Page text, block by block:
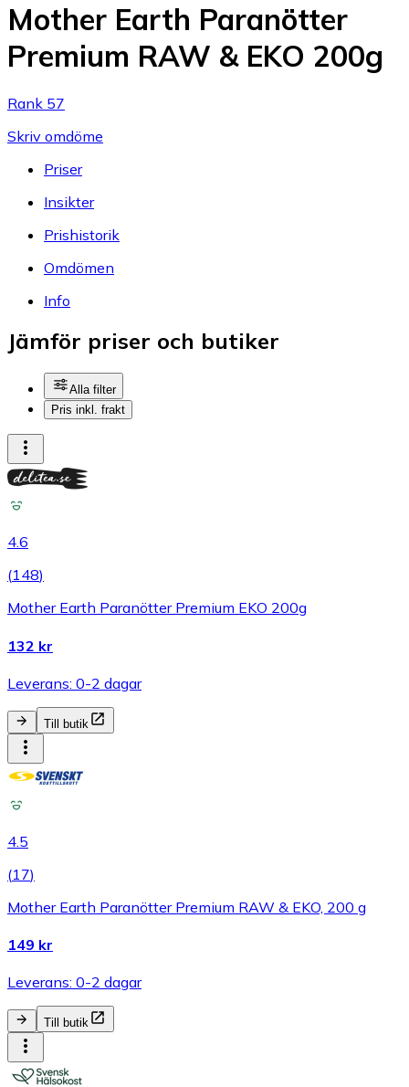
Mother Earth Paranötter
Premium RAW & EKO 200g
Rank 57
Skriv omdöme
Priser
Insikter
Prishistorik
Omdömen
Info
Jämför priser och butiker
Alla filter
Pris inkl. frakt
4.6
(148)
Mother Earth Paranötter Premium EKO 200g
132 kr
Leverans: 0-2 dagar
Till butik
4.5
(17)
Mother Earth Paranötter Premium RAW & EKO, 200 g
149 kr
Leverans: 0-2 dagar
Till butik